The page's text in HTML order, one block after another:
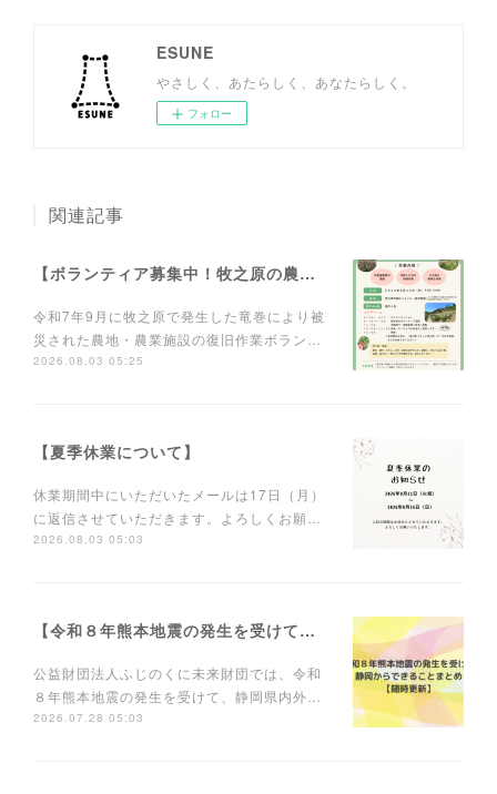
ESUNE
やさしく、あたらしく、あなたらしく。
フォロー
関連記事
【ボランティア募集中！牧之原の農業を元気に！】
令和7年9月に牧之原で発生した竜巻により被
災された農地・農業施設の復旧作業ボラン…
2026.08.03 05:25
【夏季休業について】
休業期間中にいただいたメールは17日（月）
に返信させていただきます。よろしくお願…
2026.08.03 05:03
【令和８年熊本地震の発生を受けて静岡からできることを】
公益財団法人ふじのくに未来財団では、令和
８年熊本地震の発生を受けて、静岡県内外…
2026.07.28 05:03